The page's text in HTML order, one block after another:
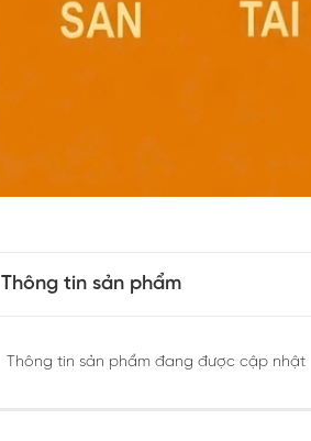
Thông tin sản phẩm
Thông tin sản phẩm đang được cập nhật